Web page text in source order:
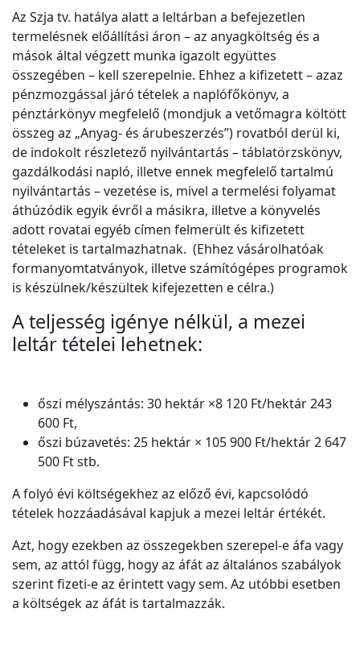
Az Szja tv. hatálya alatt a leltárban a befejezetlen
termelésnek előállítási áron – az anyagköltség és a
mások által végzett munka igazolt együttes
összegében – kell szerepelnie. Ehhez a kifizetett – azaz
pénzmozgással járó tételek a naplófőkönyv, a
pénztárkönyv megfelelő (mondjuk a vetőmagra költött
összeg az „Anyag- és árubeszerzés”) rovatból derül ki,
de indokolt részletező nyilvántartás – táblatörzskönyv,
gazdálkodási napló, illetve ennek megfelelő tartalmú
nyilvántartás – vezetése is, mivel a termelési folyamat
áthúzódik egyik évről a másikra, illetve a könyvelés
adott rovatai egyéb címen felmerült és kifizetett
tételeket is tartalmazhatnak. (Ehhez vásárolhatóak
formanyomtatványok, illetve számítógépes programok
is készülnek/készültek kifejezetten e célra.)
A teljesség igénye nélkül, a mezei
leltár tételei lehetnek:
őszi mélyszántás: 30 hektár ×8 120 Ft/hektár 243
600 Ft,
őszi búzavetés: 25 hektár × 105 900 Ft/hektár 2 647
500 Ft stb.
A folyó évi költségekhez az előző évi, kapcsolódó
tételek hozzáadásával kapjuk a mezei leltár értékét.
Azt, hogy ezekben az összegekben szerepel-e áfa vagy
sem, az attól függ, hogy az áfát az általános szabályok
szerint fizeti-e az érintett vagy sem. Az utóbbi esetben
a költségek az áfát is tartalmazzák.